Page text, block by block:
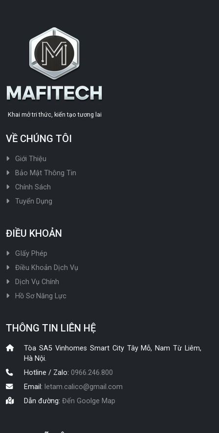
Khai mở tri thức, kiến tạo tương lai
VỀ CHÚNG TÔI
Giới Thiệu
Bảo Mật Thông Tin
Chính Sách
Tuyển Dụng
ĐIỀU KHOẢN
GIấy Phép
Điều Khoản Dịch Vụ
Dịch Vụ Chính
Hồ Sơ Năng Lực
THÔNG TIN LIÊN HỆ
Tòa SA5 Vinhomes Smart City Tây Mỗ, Nam Từ Liêm,
Hà Nội.
Hotline / Zalo:0966.246.800
Email: letam.calico@gmail.com
Dẫn đường:Đến Goolge Map